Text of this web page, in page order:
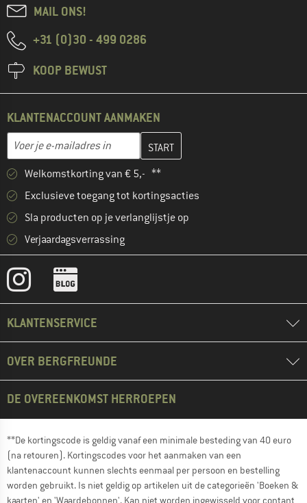
MAIL ONS!
+31 (0)30 - 499 0286
KOOP BEWUST
KLANTENACCOUNT AANMAKEN
E-mailadres
Vul je e-mailadres hier in en maak in de volgende stap je
Welkomstkorting van € 5,- **
Exclusieve toegang tot kortingsacties
Sla producten op je verlanglijstje op
Verjaardagsverrassing
KLANTENSERVICE
OVER BERGFREUNDE
DE OVEREENKOMST HERROEPEN
**De kortingscode is geldig vanaf een minimale besteding van 40 euro
(na retouren). Kortingscodes voor het aanmaken van een
klantenaccount kunnen slechts eenmaal per persoon en bestelling
worden gebruikt. Is niet geldig op artikelen uit de categorieën 'Boeken &
kaarten' en 'Waardebonnen'. Kan niet worden ingewisseld voor contant